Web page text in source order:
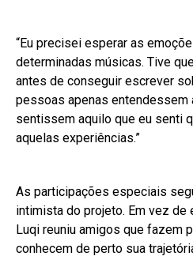
“Eu precisei esperar as
determinadas músicas. Tive
antes de conseguir escrever
pessoas apenas entendessem
sentissem aquilo que eu senti
aquelas experiências.”
As participações especiais
intimista do projeto. Em vez
Luqi reuniu amigos que fazem
conhecem de perto sua